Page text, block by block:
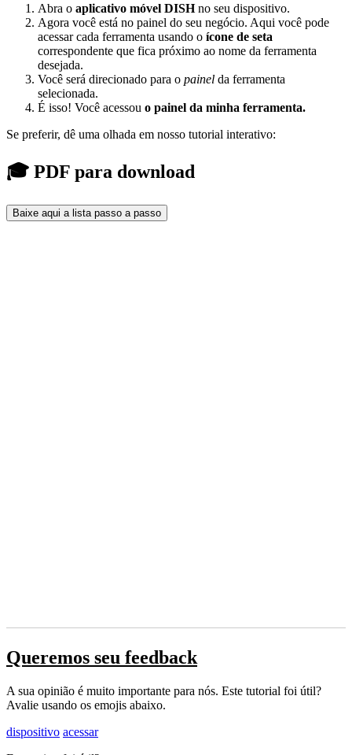
Abra o aplicativo móvel DISHno seu dispositivo.
Agora você está no painel do seu negócio. Aqui você pode
acessar cada ferramenta usando o ícone de seta
correspondente que fica próximo ao nome da ferramenta
desejada.
Você será direcionado para o painel da ferramenta
selecionada.
É isso! Você acessou o painel da minha ferramenta.
Se preferir, dê uma olhada em nosso tutorial interativo:
🎓 PDF para download
Baixe aqui a lista passo a passo
Queremos seu feedback
A sua opinião é muito importante para nós. Este tutorial foi útil?
Avalie usando os emojis abaixo.
dispositivo acessar